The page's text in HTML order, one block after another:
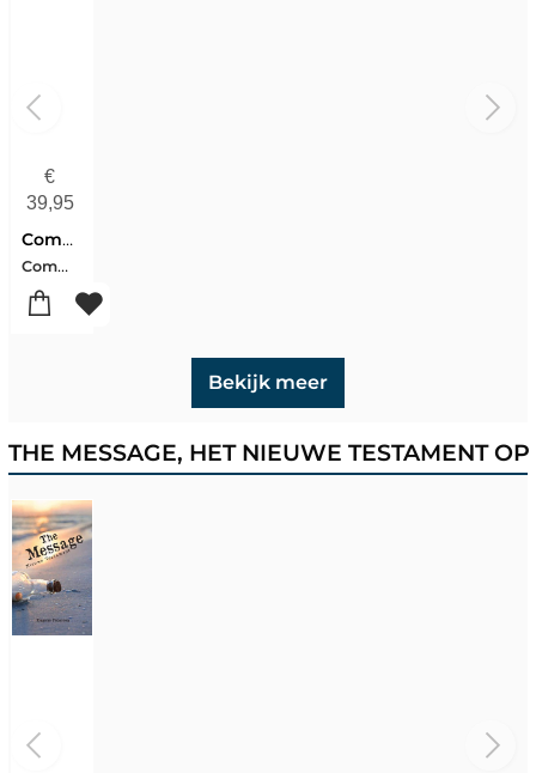
€
39,95
Communion Cups 3,5 Cm (1000)
Communion Ware
Bekijk meer
THE MESSAGE, HET NIEUWE TESTAMENT